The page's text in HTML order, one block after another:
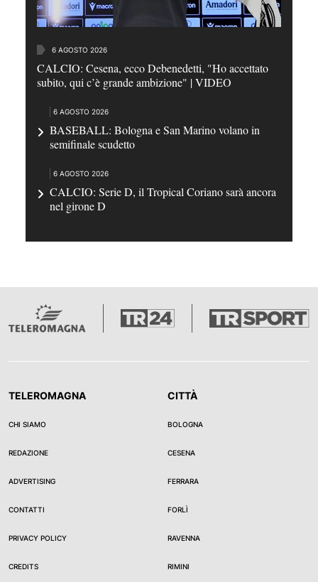
6 AGOSTO 2026
CALCIO: Cesena, ecco Debenedetti, "Ho accettato
subito, qui c’è grande ambizione" | VIDEO
6 AGOSTO 2026
BASEBALL: Bologna e San Marino volano in
semifinale scudetto
6 AGOSTO 2026
CALCIO: Serie D, il Tropical Coriano sarà ancora
nel girone D
TELEROMAGNA
CHI SIAMO
REDAZIONE
ADVERTISING
CONTATTI
PRIVACY POLICY
CREDITS
CITTÀ
BOLOGNA
CESENA
FERRARA
FORLÌ
RAVENNA
RIMINI